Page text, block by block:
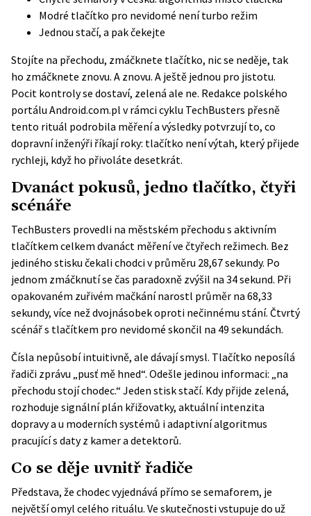
Modré tlačítko pro nevidomé není turbo režim
Jednou stačí, a pak čekejte
Stojíte na přechodu, zmáčknete tlačítko, nic se neděje, tak
ho zmáčknete znovu. A znovu. A ještě jednou pro jistotu.
Pocit kontroly se dostaví, zelená ale ne. Redakce polského
portálu Android.com.pl v rámci cyklu TechBusters přesně
tento rituál podrobila měření a výsledky potvrzují to, co
dopravní inženýři říkají roky: tlačítko není výtah, který přijede
rychleji, když ho přivoláte desetkrát.
Dvanáct pokusů, jedno tlačítko, čtyři
scénáře
TechBusters provedli na městském přechodu s aktivním
tlačítkem celkem dvanáct měření ve čtyřech režimech. Bez
jediného stisku čekali chodci v průměru 28,67 sekundy. Po
jednom zmáčknutí se čas paradoxně zvýšil na 34 sekund. Při
opakovaném zuřivém mačkání narostl průměr na 68,33
sekundy, více než dvojnásobek oproti nečinnému stání. Čtvrtý
scénář s tlačítkem pro nevidomé skončil na 49 sekundách.
Čísla nepůsobí intuitivně, ale dávají smysl. Tlačítko neposílá
řadiči zprávu „pusť mě hned“. Odešle jedinou informaci: „na
přechodu stojí chodec.“ Jeden stisk stačí. Kdy přijde zelená,
rozhoduje signální plán křižovatky, aktuální intenzita
dopravy a u moderních systémů i adaptivní algoritmus
pracující s daty z kamer a detektorů.
Co se děje uvnitř řadiče
Představa, že chodec vyjednává přímo se semaforem, je
největší omyl celého rituálu. Ve skutečnosti vstupuje do už